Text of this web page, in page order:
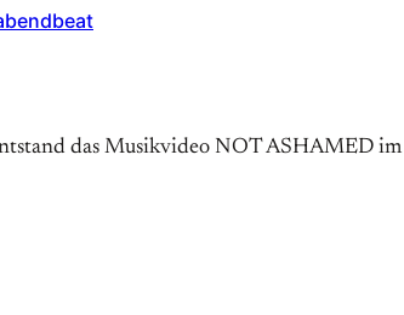
das Musikvideo NOT ASHAMED